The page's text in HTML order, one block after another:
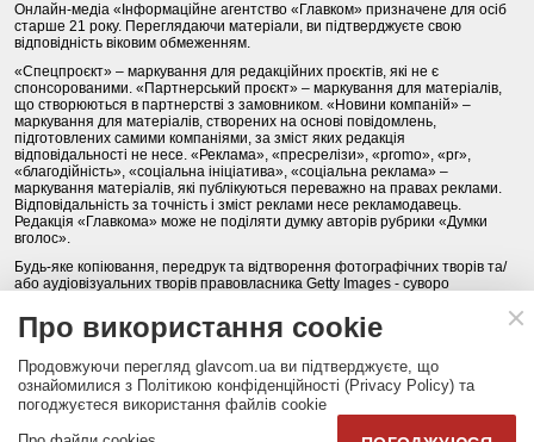
Онлайн-медіа «Інформаційне агентство «Главком» призначене для осіб
старше 21 року. Переглядаючи матеріали, ви підтверджуєте свою
відповідність віковим обмеженням.
«Спецпроєкт» – маркування для редакційних проєктів, які не є
спонсорованими. «Партнерський проєкт» – маркування для матеріалів,
що створюються в партнерстві з замовником. «Новини компаній» –
маркування для матеріалів, створених на основі повідомлень,
підготовлених самими компаніями, за зміст яких редакція
відповідальності не несе. «Реклама», «пресрелізи», «promo», «pr»,
«благодійність», «соціальна ініціатива», «соціальна реклама» –
маркування матеріалів, які публікуються переважно на правах реклами.
Відповідальність за точність і зміст реклами несе рекламодавець.
Редакція «Главкома» може не поділяти думку авторів рубрики «Думки
вголос».
Будь-яке копіювання, передрук та відтворення фотографічних творів та/
або аудіовізуальних творів правовласника Getty Images - суворо
Політика конфіденційності (Privacy Policy). Правила сайту
КОНТАКТИ НАША КОМАНДА АРХІВ
Партнери:DepositPhotos.com,opendatabot.ua
Про використання cookie
Продовжуючи перегляд glavcom.ua ви підтверджуєте, що
ознайомилися з Політикою конфіденційності (Privacy Policy) та
погоджуєтеся використання файлів cookie